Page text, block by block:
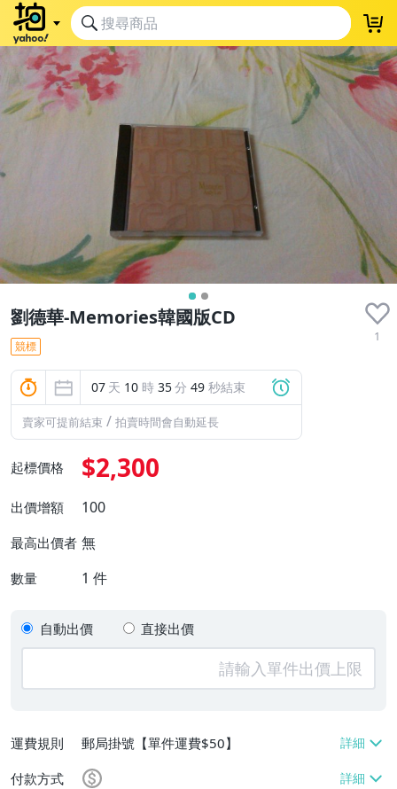
劉德華-Memories韓國版CD
1
競標
07 天 10 時 35分 49 秒結束
賣家可提前結束 / 拍賣時間會自動延長
起標價格 $2,300
出價增額 100
最高出價者 無
數量 1 件
自動出價 直接出價
運費規則
郵局掛號【單件運費$50】
付款方式